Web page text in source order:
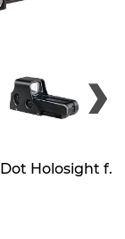
Holosight f.